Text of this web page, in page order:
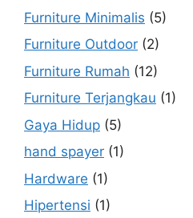
Furniture Minimalis (5)
Furniture Outdoor (2)
Furniture Rumah (12)
Furniture Terjangkau (1)
Gaya Hidup (5)
hand spayer (1)
Hardware (1)
Hipertensi (1)